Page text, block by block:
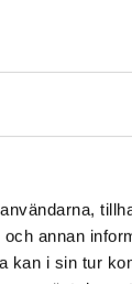
annan
kan i sin tur
Ingår